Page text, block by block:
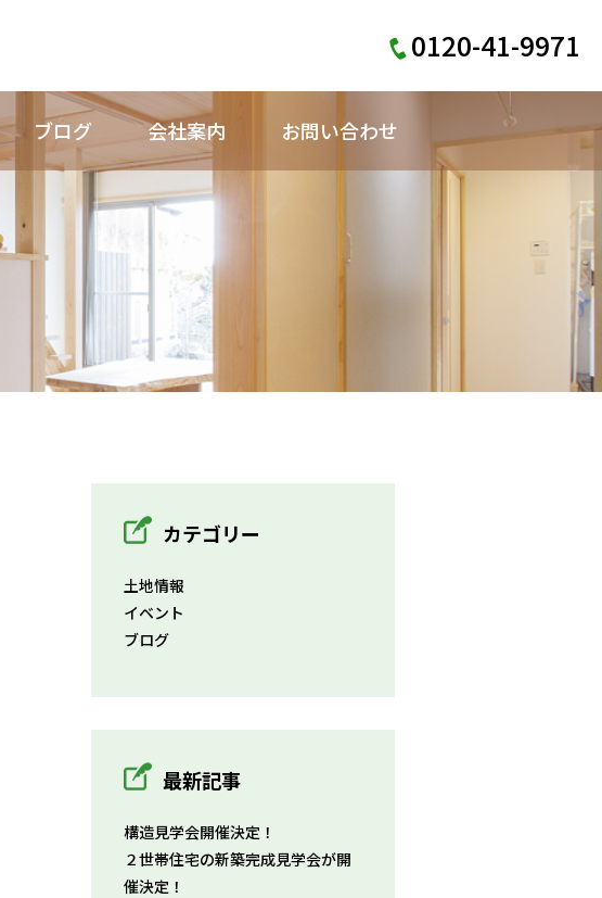
0120-41-9971
ブログ 会社案内 お問い合わせ
カテゴリー
土地情報
イベント
ブログ
最新記事
構造見学会開催決定！
２世帯住宅の新築完成見学会が開
催決定！